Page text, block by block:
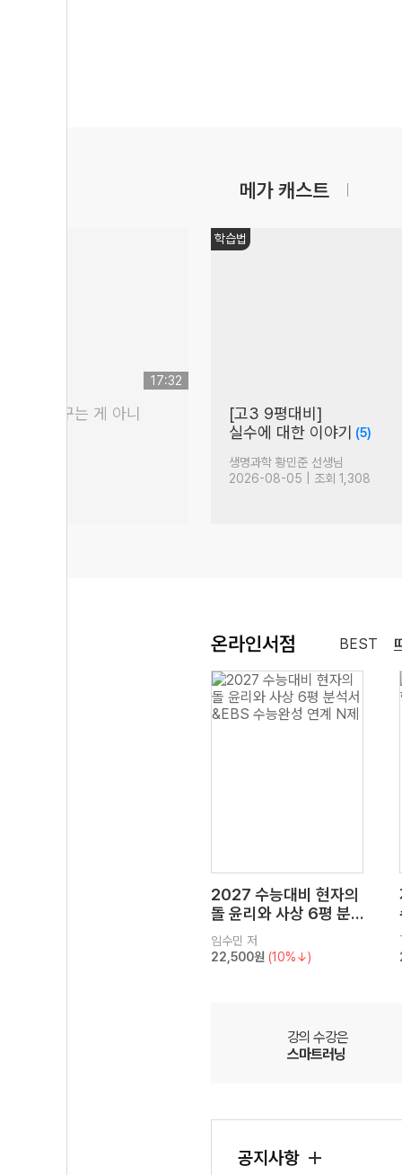
메가 캐스트
17:32
는 건 꾸는 게 아니
학습법
[고3 9평대비]
실수에 대한 이야기
(5)
생명과학 황민준 선생님
2026-08-05 | 조회 1,308
온라인서점 BEST
2027 수능대비 현자의
돌 윤리와 사상 6평 분
석서&EBS 수능완성 연
계 N제
임수민 저
22,500원 (10%↓)
강의 수강은
스마트러닝
공지사항